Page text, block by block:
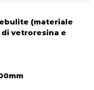
(materiale
vetroresina e